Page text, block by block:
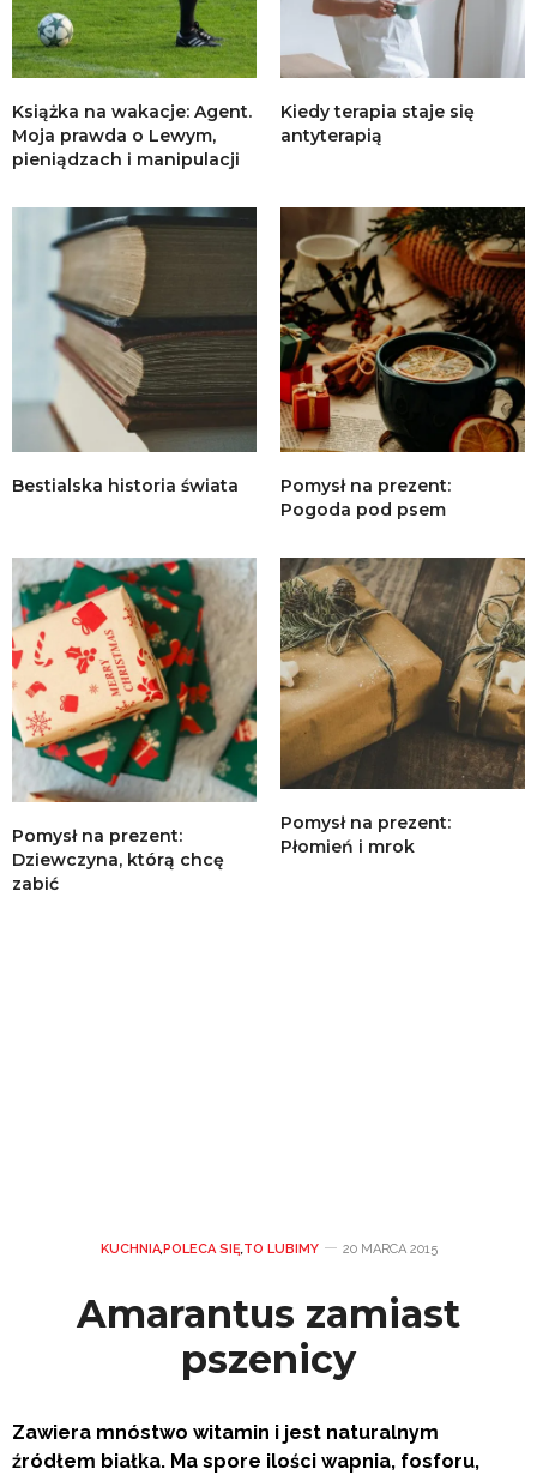
Książka na wakacje: Agent.
Moja prawda o Lewym,
pieniądzach i manipulacji
Kiedy terapia staje się
antyterapią
Bestialska historia świata
Pomysł na prezent:
Pogoda pod psem
Pomysł na prezent:
Dziewczyna, którą chcę
zabić
Pomysł na prezent:
Płomień i mrok
KUCHNIA,POLECA SIĘ,TO LUBIMY 20 MARCA 2015
Amarantus zamiast
pszenicy
Zawiera mnóstwo witamin i jest naturalnym
źródłem białka. Ma spore ilości wapnia, fosforu,